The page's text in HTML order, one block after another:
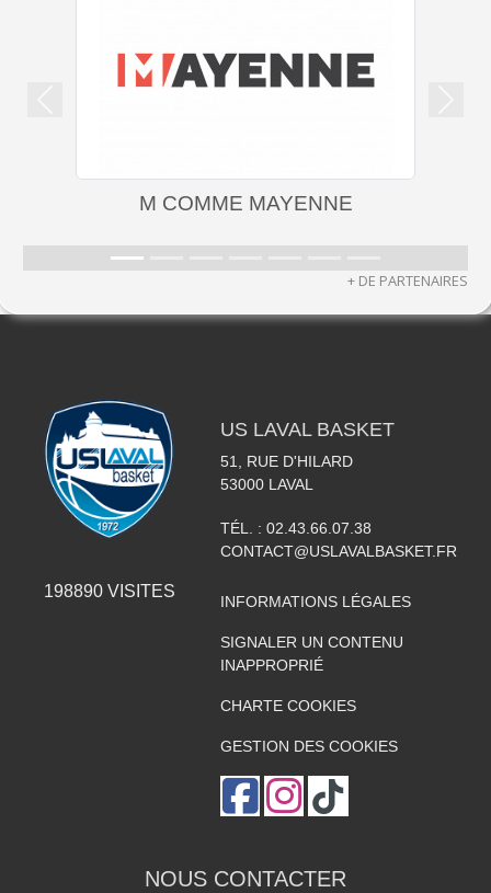
M COMME MAYENNE
+ DE PARTENAIRES
198890 VISITES
US LAVAL BASKET
51, RUE D'HILARD
53000 LAVAL
TÉL. : 02.43.66.07.38
CONTACT@USLAVALBASKET.FR
INFORMATIONS LÉGALES
SIGNALER UN CONTENU
INAPPROPRIÉ
CHARTE COOKIES
GESTION DES COOKIES
NOUS CONTACTER